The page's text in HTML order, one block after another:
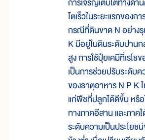
โตเร็วในระยะแรกของก
กรณีที่ดินขาด N อย่างรุ
K มีอยู่ในดินระดับปาน
สูง การใช้ปุ๋ยเคมีที่เรโช
เป็นการช่วยปรับระดับค
ของธาตุอาหาร N P K
แก่พืชที่ปลูกได้ดีขึ้น หรื
ทางภาคอีสาน และภาค
ระดับความเป็นประโยช